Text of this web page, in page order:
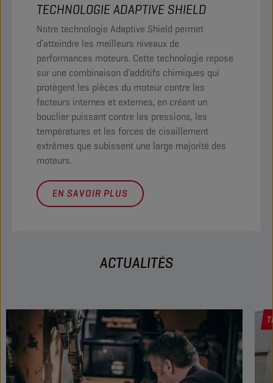
TECHNOLOGIE ADAPTIVE SHIELD
Notre technologie Adaptive Shield permet
d’atteindre les meilleurs niveaux de
performances moteurs. Cette technologie repose
sur une combinaison d’additifs chimiques qui
protègent les pièces du moteur contre les
facteurs internes et externes, en créant un
bouclier puissant contre les pressions, les
températures et les forces de cisaillement
extrêmes que subissent une large majorité des
moteurs.
EN SAVOIR PLUS
ACTUALITÉS